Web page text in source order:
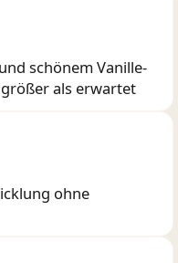
schönem Vanille-
als erwartet
ohne